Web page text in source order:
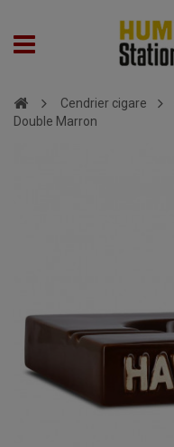
Cendrier cigare
Double Marron